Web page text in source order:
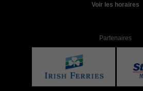
Voir les horaires
Partenaires